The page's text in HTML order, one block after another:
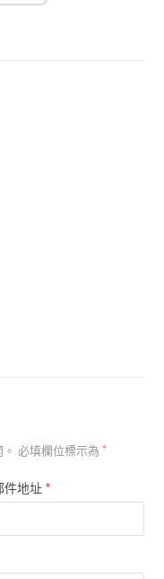
必填欄位標示為*
件地址*